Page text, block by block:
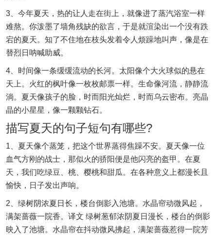
3、今年夏天，热的让人走在街上，就像进了蒸汽浴室一样
难熬。你泼墨了墙角残缺的欲言，于是就渲染出一个没有跌
宕的夏天。知了不住地在枝头发着令人烦躁地叫声，像是在
替烈日呐喊助威。
4、时间像一条缓缓流动的长河。太阳像个大火球似的悬在
天上。火红的枫叶像一枚枚邮票一样。生命像河流，静静流
淌。夏天像孩子的脸，时而阳光灿烂，时而乌云密布。亮晶
晶的小星星，像一颗颗钻石。
描写夏天的句子短句有哪些?
1、夏天像个蒸笼，把这个世界蒸得焦躁不安。夏天像一位
血气方刚的战士，那似火的骄阳便是他闪亮的盔甲。在夏
天，我们吃绿豆、桃、樱桃和甜瓜。在各种意义上都漫长且
愉快，日子发出声响。
2、绿树阴浓夏日长，楼台倒影入池塘。水晶帘动微风起，
满架蔷薇一院香。译文 绿树葱郁浓阴夏日漫长，楼台的倒影
映入了池塘。水晶帘在抖动微风拂起，满架蔷薇惹得一院芳